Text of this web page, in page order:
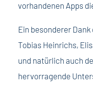
vorhandenen Apps
Ein besonderer
Tobias Heinrichs,
und natürlich auch
hervorragende